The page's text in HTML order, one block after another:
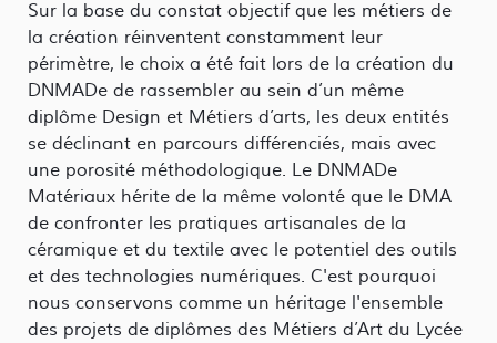
Sur la base du constat objectif que les métiers de
la création réinventent constamment leur
périmètre, le choix a été fait lors de la création du
DNMADe de rassembler au sein d’un même
diplôme Design et Métiers d’arts, les deux entités
se déclinant en parcours différenciés, mais avec
une porosité méthodologique. Le DNMADe
Matériaux hérite de la même volonté que le DMA
de confronter les pratiques artisanales de la
céramique et du textile avec le potentiel des outils
et des technologies numériques. C'est pourquoi
nous conservons comme un héritage l'ensemble
des projets de diplômes des Métiers d’Art du Lycée